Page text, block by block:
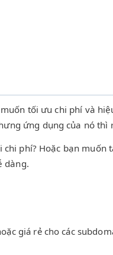
tối ưu chi phí và
ứng dụng của nó thì
phí? Hoặc bạn muốn
dàng.
giá rẻ cho các